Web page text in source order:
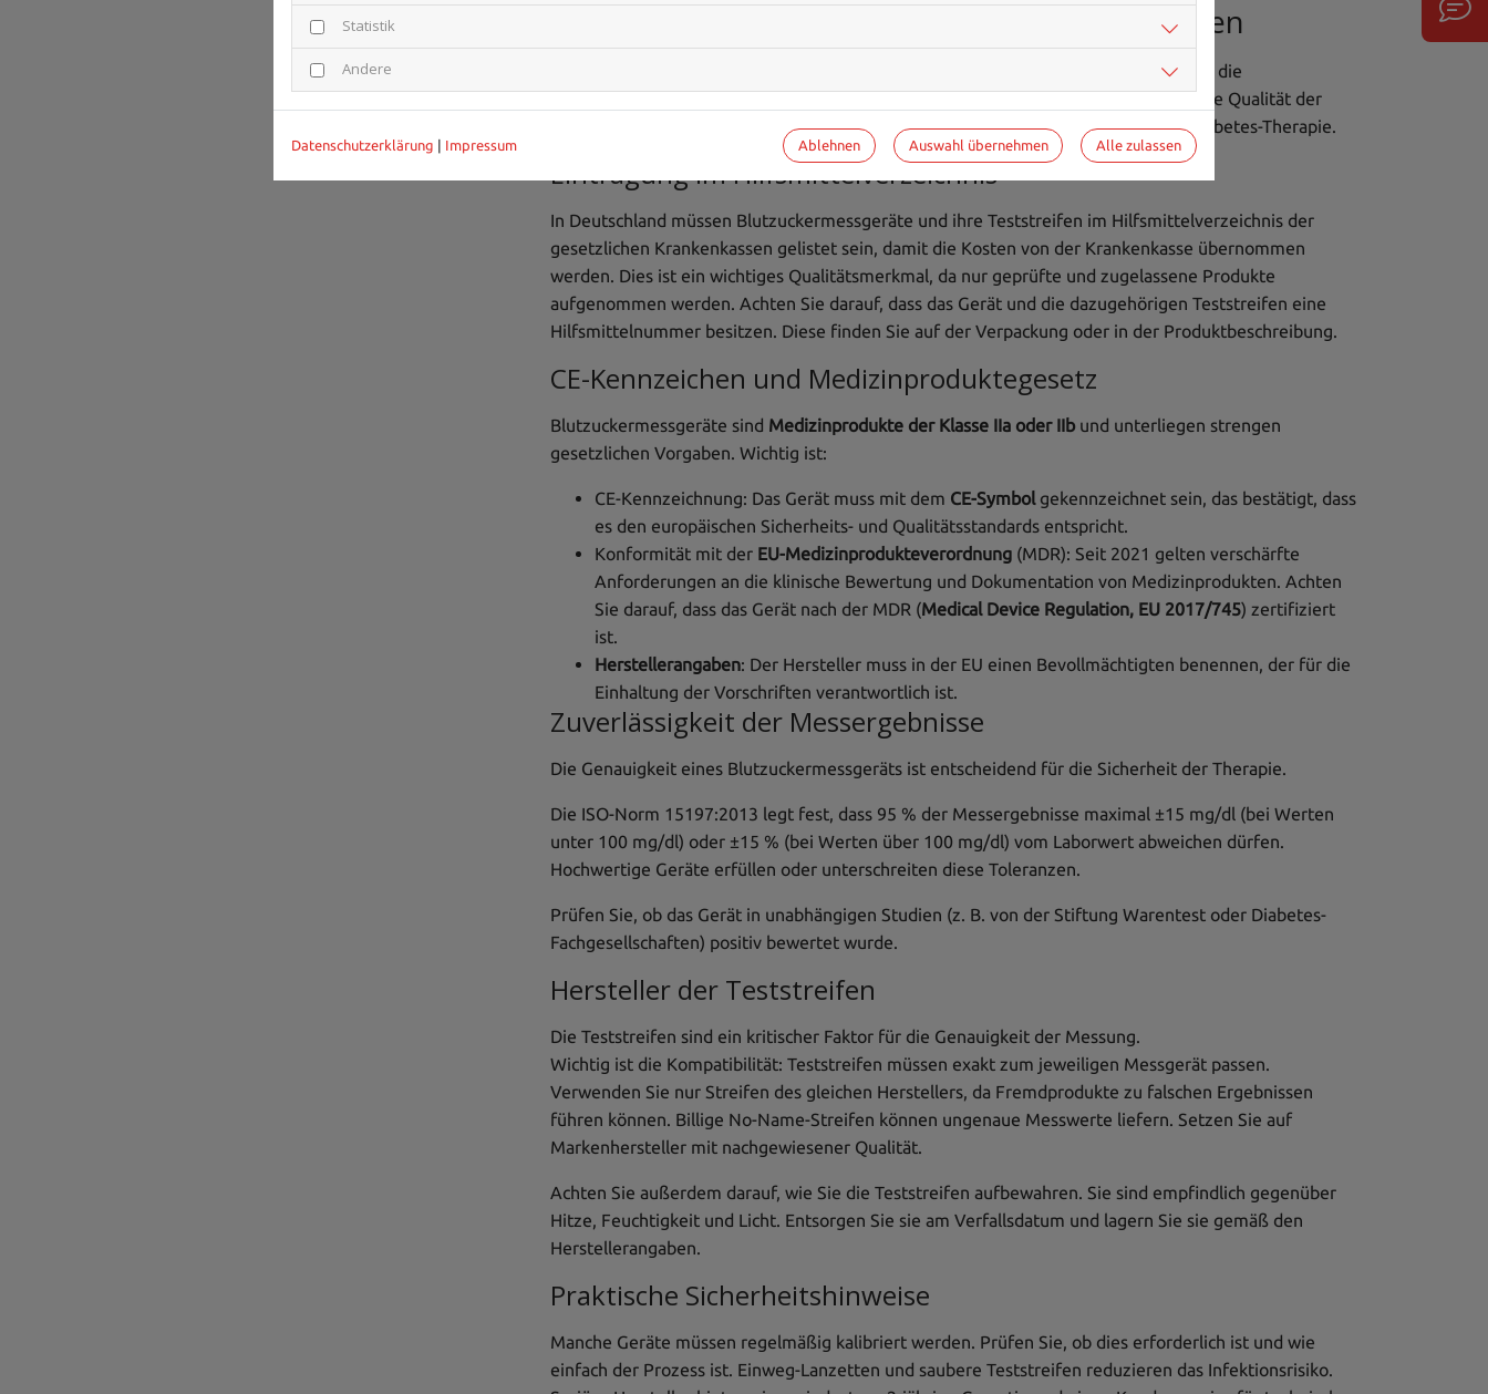
Qualität und Sicherheit: Das sollten Sie beachten
Bei der Auswahl eines Blutzuckermessgeräts sollten Sie nicht nur auf den Preis oder die
Bedienfreundlichkeit achten, sondern vor allem auf Zulassungen, Genauigkeit und die Qualität der
Teststreifen. Diese Faktoren sind entscheidend für eine sichere und zuverlässige Diabetes-Therapie.
Eintragung im Hilfsmittelverzeichnis
In Deutschland müssen Blutzuckermessgeräte und ihre Teststreifen im Hilfsmittelverzeichnis der
gesetzlichen Krankenkassen gelistet sein, damit die Kosten von der Krankenkasse übernommen
werden. Dies ist ein wichtiges Qualitätsmerkmal, da nur geprüfte und zugelassene Produkte
aufgenommen werden. Achten Sie darauf, dass das Gerät und die dazugehörigen Teststreifen eine
Hilfsmittelnummer besitzen. Diese finden Sie auf der Verpackung oder in der Produktbeschreibung.
CE-Kennzeichen und Medizinproduktegesetz
Blutzuckermessgeräte sind Medizinprodukte der Klasse IIa oder IIb und unterliegen strengen
gesetzlichen Vorgaben. Wichtig ist:
CE-Kennzeichnung: Das Gerät muss mit dem CE-Symbolgekennzeichnet sein, das bestätigt, dass
es den europäischen Sicherheits- und Qualitätsstandards entspricht.
Konformität mit der EU-Medizinprodukteverordnung (MDR): Seit 2021 gelten verschärfte
Anforderungen an die klinische Bewertung und Dokumentation von Medizinprodukten. Achten
Sie darauf, dass das Gerät nach der MDR (Medical Device Regulation, EU 2017/745) zertifiziert
ist.
Herstellerangaben: Der Hersteller muss in der EU einen Bevollmächtigten benennen, der für die
Einhaltung der Vorschriften verantwortlich ist.
Zuverlässigkeit der Messergebnisse
Die Genauigkeit eines Blutzuckermessgeräts ist entscheidend für die Sicherheit der Therapie.
Die ISO-Norm 15197:2013 legt fest, dass 95 % der Messergebnisse maximal ±15 mg/dl (bei Werten
unter 100 mg/dl) oder ±15 % (bei Werten über 100 mg/dl) vom Laborwert abweichen dürfen.
Hochwertige Geräte erfüllen oder unterschreiten diese Toleranzen.
Prüfen Sie, ob das Gerät in unabhängigen Studien (z. B. von der Stiftung Warentest oder Diabetes-
Fachgesellschaften) positiv bewertet wurde.
Hersteller der Teststreifen
Die Teststreifen sind ein kritischer Faktor für die Genauigkeit der Messung.
Wichtig ist die Kompatibilität: Teststreifen müssen exakt zum jeweiligen Messgerät passen.
Verwenden Sie nur Streifen des gleichen Herstellers, da Fremdprodukte zu falschen Ergebnissen
führen können. Billige No-Name-Streifen können ungenaue Messwerte liefern. Setzen Sie auf
Markenhersteller mit nachgewiesener Qualität.
Achten Sie außerdem darauf, wie Sie die Teststreifen aufbewahren. Sie sind empfindlich gegenüber
Hitze, Feuchtigkeit und Licht. Entsorgen Sie sie am Verfallsdatum und lagern Sie sie gemäß den
Herstellerangaben.
Praktische Sicherheitshinweise
Manche Geräte müssen regelmäßig kalibriert werden. Prüfen Sie, ob dies erforderlich ist und wie
einfach der Prozess ist. Einweg-Lanzetten und saubere Teststreifen reduzieren das Infektionsrisiko.
Statistik
Andere
Datenschutzerklärung Impressum Ablehnen Auswahl übernehmen Alle zulassen